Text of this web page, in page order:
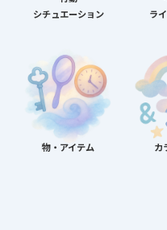
シチュエーション
ラ
物・アイテム カ